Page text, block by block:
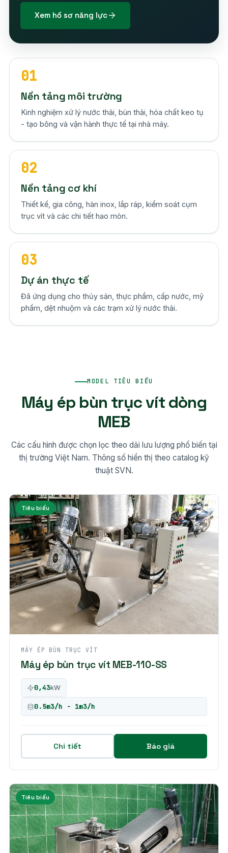
Xem hồ sơ năng lực
01
Nền tảng môi trường
Kinh nghiệm xử lý nước thải, bùn thải, hóa chất keo tụ
- tạo bông và vận hành thực tế tại nhà máy.
02
Nền tảng cơ khí
Thiết kế, gia công, hàn inox, lắp ráp, kiểm soát cụm
trục vít và các chi tiết hao mòn.
03
Dự án thực tế
Đã ứng dụng cho thủy sản, thực phẩm, cấp nước, mỹ
phẩm, dệt nhuộm và các trạm xử lý nước thải.
MODEL TIÊU BIỂU
Máy ép bùn trục vít dòng
MEB
Các cấu hình được chọn lọc theo dải lưu lượng phổ biến tại
thị trường Việt Nam. Thông số hiển thị theo catalog kỹ
thuật SVN.
Tiêu biểu
MÁY ÉP BÙN TRỤC VÍT
Máy ép bùn trục vít MEB-110-SS
0,43kW
0.5m3/h - 1m3/h
Chi tiết Báo giá
Tiêu biểu